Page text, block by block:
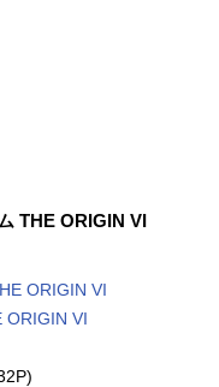
THE ORIGIN VI
ORIGIN VI